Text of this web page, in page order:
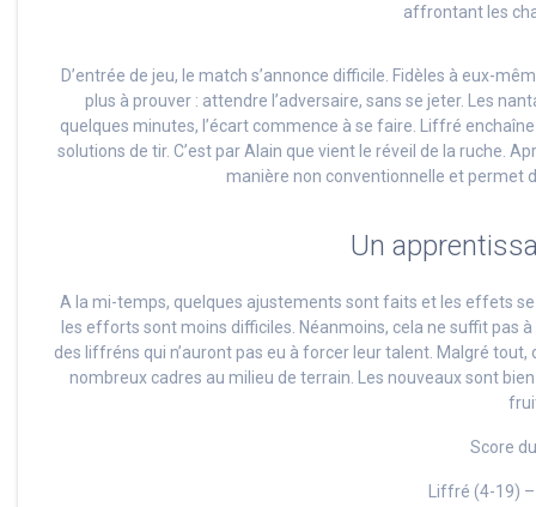
affrontant les
D’entrée de jeu, le match s’annonce difficile. Fidèles à eux-
plus à prouver : attendre l’adversaire, sans se jeter. Les
quelques minutes, l’écart commence à se faire. Liffré
solutions de tir. C’est par Alain que vient le réveil de la ruche.
manière non conventionnelle et permet
Un
A la mi-temps, quelques ajustements sont faits et les effets
les efforts sont moins difficiles. Néanmoins, cela ne suffit pas
des liffréns qui n’auront pas eu à forcer leur talent. Malgré
nombreux cadres au milieu de terrain. Les nouveaux sont
Score
Liffré (4-19)